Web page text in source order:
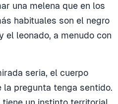
una melena que en los
habituales son el negro
el leonado, a menudo con
seria, el cuerpo
la pregunta tenga sentido.